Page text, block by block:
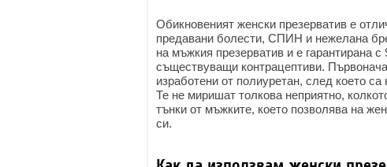
Обикновеният женски презерватив е
предавани болести, СПИН и нежелана
на мъжкия презерватив и е гарантирана
съществуващи контрацептиви.
изработени от полиуретан, след което
Те не миришат толкова неприятно,
тънки от мъжките, което позволява на
си.